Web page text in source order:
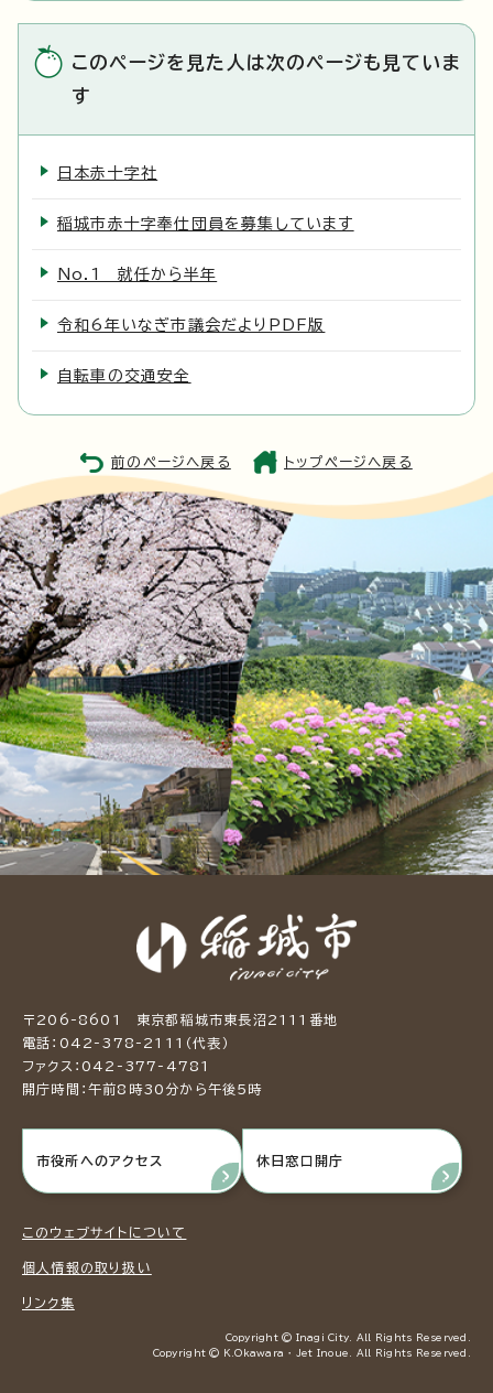
このページを見た人は次のページも見ていま
す
日本赤十字社
稲城市赤十字奉仕団員を募集しています
No.1 就任から半年
令和6年いなぎ市議会だよりPDF版
自転車の交通安全
前のページへ戻る トップページへ戻る
〒206-8601 東京都稲城市東長沼2111番地
電話：042-378-2111（代表）
ファクス：042-377-4781
開庁時間：午前8時30分から午後5時
市役所へのアクセス 休日窓口開庁
このウェブサイトについて
個人情報の取り扱い
リンク集
Copyright © Inagi City. All Rights Reserved.
Copyright © K.Okawara ・ Jet Inoue. All Rights Reserved.